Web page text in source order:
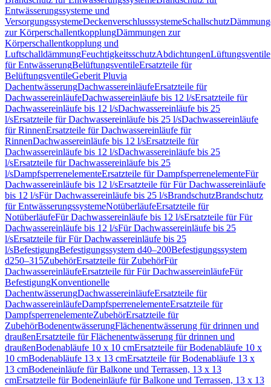
Entwässerungssysteme und
VersorgungssystemeDeckenverschlusssystemeSchallschutz
zur KörperschallentkopplungDämmungen zur
Körperschallentkopplung und
LuftschalldämmungFeuchtigkeitsschutzAbdichtungenLüftungsventile
für EntwässerungBelüftungsventileErsatzteile für
BelüftungsventileGeberit Pluvia
DachentwässerungDachwassereinläufeErsatzteile für
DachwassereinläufeDachwassereinläufe bis 12 l/sErsatzteile für
Dachwassereinläufe bis 12 l/sDachwassereinläufe bis 25
l/sErsatzteile für Dachwassereinläufe bis 25 l/sDachwassereinläufe
für RinnenErsatzteile für Dachwassereinläufe für
RinnenDachwassereinläufe bis 12 l/sErsatzteile für
Dachwassereinläufe bis 12 l/sDachwassereinläufe bis 25
l/sErsatzteile für Dachwassereinläufe bis 25
l/sDampfsperrenelementeErsatzteile für DampfsperrenelementeFür
Dachwassereinläufe bis 12 l/sErsatzteile für Für Dachwassereinläufe
bis 12 l/sFür Dachwassereinläufe bis 25 l/sBrandschutzBrandschutz
für EntwässerungssystemeNotüberläufeErsatzteile für
NotüberläufeFür Dachwassereinläufe bis 12 l/sErsatzteile für Für
Dachwassereinläufe bis 12 l/sFür Dachwassereinläufe bis 25
l/sErsatzteile für Für Dachwassereinläufe bis 25
l/sBefestigungBefestigungssystem d40–200Befestigungssystem
d250–315ZubehörErsatzteile für ZubehörFür
DachwassereinläufeErsatzteile für Für DachwassereinläufeFür
BefestigungKonventionelle
DachentwässerungDachwassereinläufeErsatzteile für
DachwassereinläufeDampfsperrenelementeErsatzteile für
DampfsperrenelementeZubehörErsatzteile für
ZubehörBodenentwässerungFlächenentwässerung für drinnen und
draußenErsatzteile für Flächenentwässerung für drinnen und
draußenBodenabläufe 10 x 10 cmErsatzteile für Bodenabläufe 10 x
10 cmBodenabläufe 13 x 13 cmErsatzteile für Bodenabläufe 13 x
13 cmBodeneinläufe für Balkone und Terrassen, 13 x 13
cmErsatzteile für Bodeneinläufe für Balkone und Terrassen, 13 x 13